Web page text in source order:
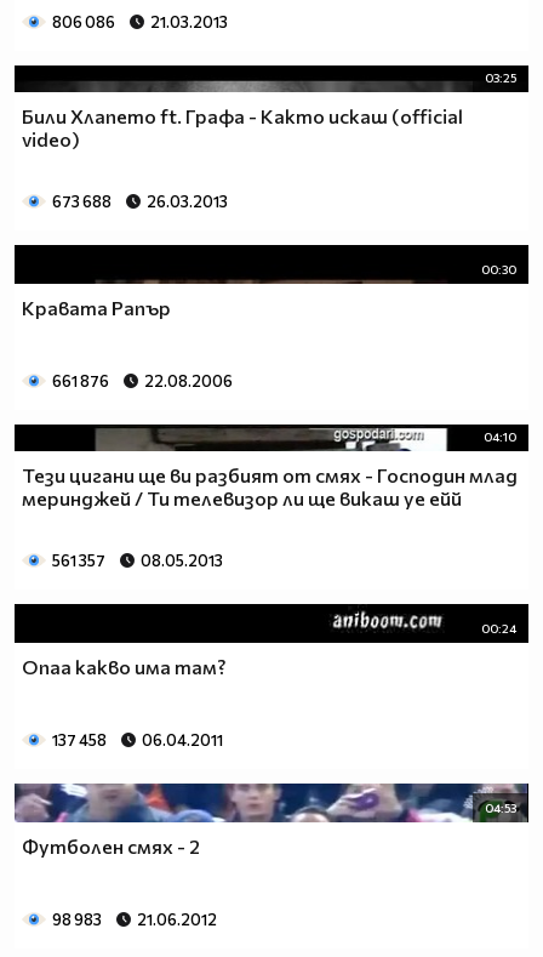
806 086 21.03.2013
03:25
Били Хлапето ft. Графа - Както искаш (official
video)
673 688 26.03.2013
00:30
Кравата Рапър
661 876 22.08.2006
04:10
Тези цигани ще ви разбият от смях - Господин млад
меринджей / Ти телевизор ли ще викаш уе ейй
561 357 08.05.2013
00:24
Oпаа какво има там?
137 458 06.04.2011
04:53
Футболен смях - 2
98 983 21.06.2012